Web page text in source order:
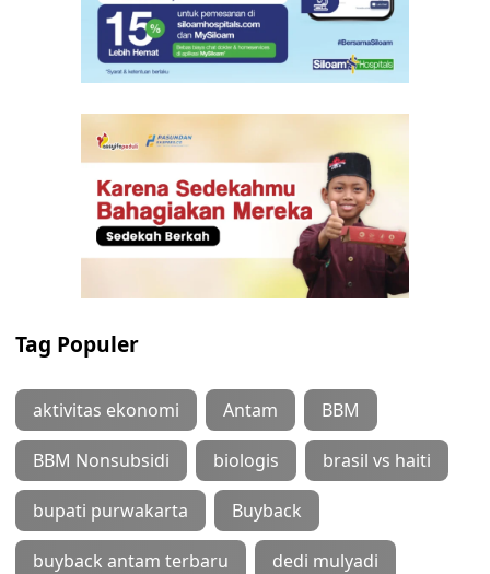
Tag Populer
aktivitas ekonomi Antam BBM
BBM Nonsubsidi biologis brasil vs haiti
bupati purwakarta Buyback
buyback antam terbaru dedi mulyadi